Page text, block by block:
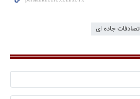
تصادفات جاده ای